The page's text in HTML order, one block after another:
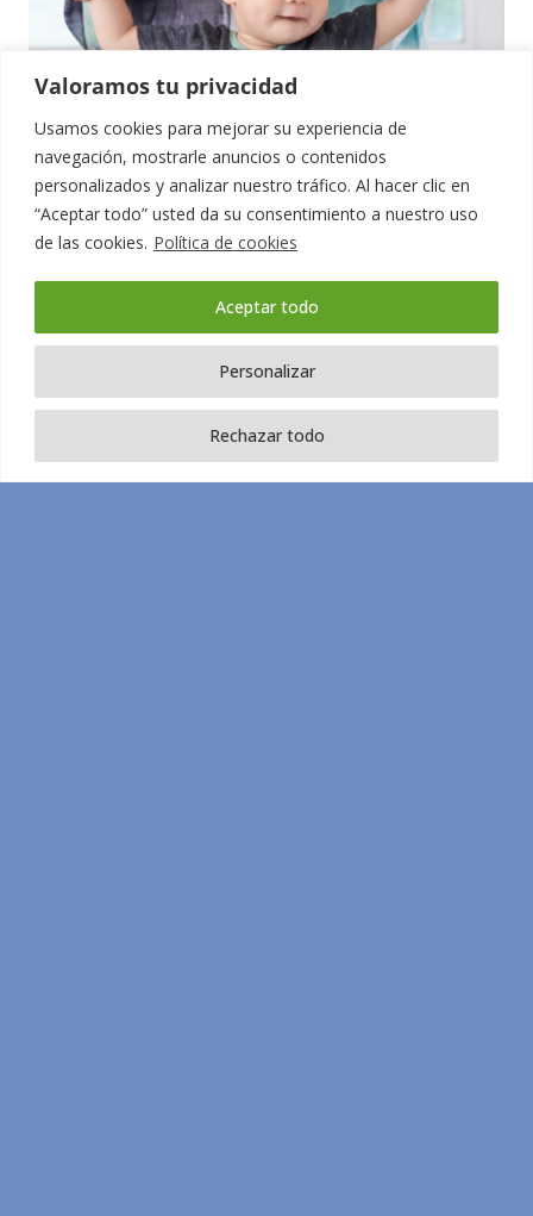
Valoramos tu privacidad
Usamos cookies para mejorar su experiencia de
navegación, mostrarle anuncios o contenidos
personalizados y analizar nuestro tráfico. Al hacer clic en
“Aceptar todo” usted da su consentimiento a nuestro uso
de las cookies. Política de cookies
Personalizar
Rechazar todo
Aceptar todo
La importancia de cuidar la salud mental desde
la infancia
1 2 3 4